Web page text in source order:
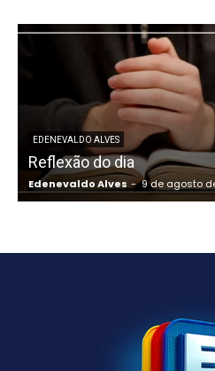
EDENEVALDO ALVES
Reflexão do dia
Edenevaldo Alves - 9 de agosto